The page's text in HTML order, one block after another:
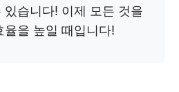
습니다! 이제 모든 것을
을 높일 때입니다!